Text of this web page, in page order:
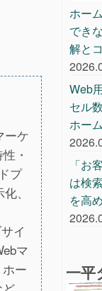
ーケ
・
プ
、
イ
マ
ー
ホー
でき
解と
Web
セル
ホー
「お
は検
を高
一平